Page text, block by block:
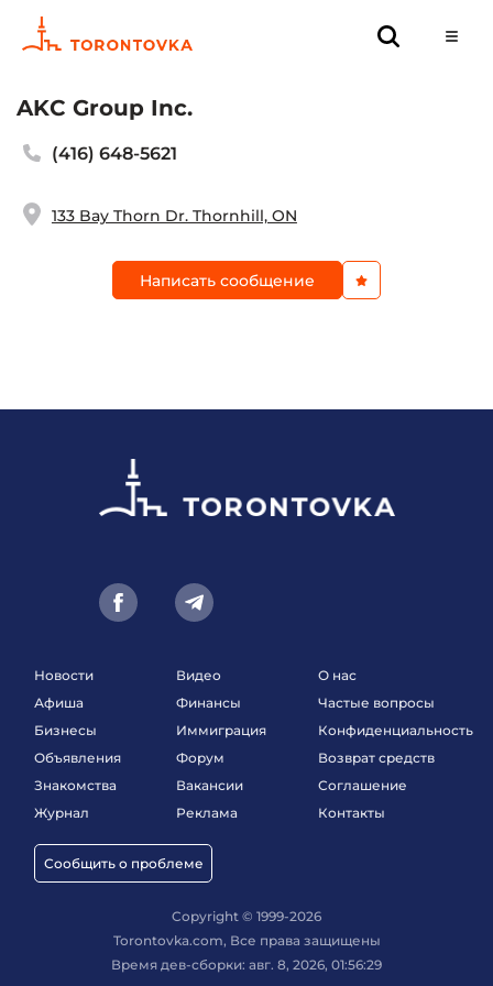
AKC Group Inc.
(416) 648-5621
133 Bay Thorn Dr. Thornhill, ON
Написать сообщение
Новости
Афиша
Бизнесы
Объявления
Знакомства
Журнал
Сообщить о проблеме
Видео
Финансы
Иммиграция
Форум
Вакансии
Реклама
О нас
Частые вопросы
Конфиденциальность
Возврат средств
Соглашение
Контакты
Copyright © 1999-2026
Torontovka.com, Все права защищены
Время дев-сборки: авг. 8, 2026, 01:56:29